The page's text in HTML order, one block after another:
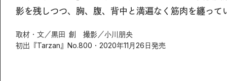
影を残しつつ、胸、腹、背中と満遍なく筋肉を纏って
取材・文／黒田 創 撮影／小川朋央
初出『Tarzan』No.800・2020年11月26日発売